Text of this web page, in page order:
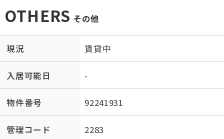
OTHERS その他
現況 賃貸中
入居可能日 -
物件番号 92241931
管理コード 2283